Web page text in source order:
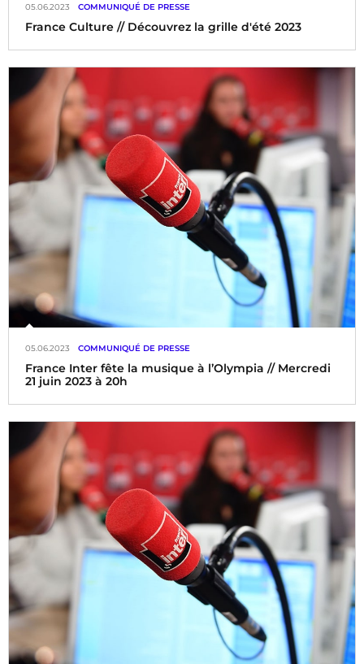
France Culture // Découvrez la grille d'été 2023
05.06.2023 COMMUNIQUÉ DE PRESSE
France Inter fête la musique à l’Olympia // Mercredi
21 juin 2023 à 20h
05.06.2023 COMMUNIQUÉ DE PRESSE